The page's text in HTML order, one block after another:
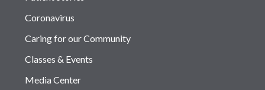
Coronavirus
Caring for our Community
Classes & Events
Media Center